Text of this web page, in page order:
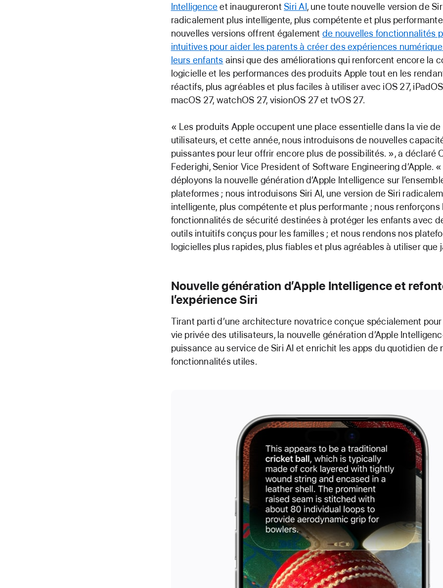
Intelligenceet inaugurerontSiri AI, une toute nouvelle version de
radicalement plus intelligente, plus compétente et plus
nouvelles versions offrent également de nouvelles fonctionnalités
intuitives pour aider les parents à créer des expériences
leurs enfants ainsi que des améliorations qui renforcent encore la
logicielle et les performances des produits Apple tout en les
réactifs, plus agréables et plus faciles à utiliser avec iOS 27,
macOS 27, watchOS 27, visionOS 27 et tvOS 27.
« Les produits Apple occupent une place essentielle dans la vie de
utilisateurs, et cette année, nous introduisons de nouvelles
puissantes pour leur offrir encore plus de possibilités. », a déclaré
Federighi, Senior Vice President of Software Engineering d’Apple.
déployons la nouvelle génération d’Apple Intelligence sur
plateformes ; nous introduisons Siri AI, une version de Siri
intelligente, plus compétente et plus performante ; nous renforçons
fonctionnalités de sécurité destinées à protéger les enfants avec
outils intuitifs conçus pour les familles ; et nous rendons nos
logicielles plus rapides, plus fiables et plus agréables à utiliser que
Nouvelle génération d’Apple Intelligence et
l’expérience Siri
Tirant parti d’une architecture novatrice conçue spécialement
vie privée des utilisateurs, la nouvelle génération d’Apple
puissance au service de Siri AI et enrichit les apps du quotidien de
fonctionnalités utiles.